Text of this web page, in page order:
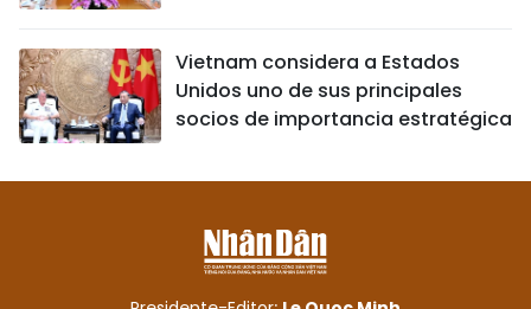
Vietnam considera a Estados
Unidos uno de sus principales
socios de importancia estratégica